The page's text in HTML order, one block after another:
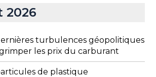
2026
turbulences géopolitiques
les prix du carburant
de plastique